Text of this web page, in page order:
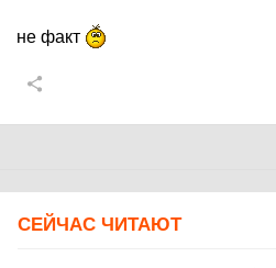
не факт
СЕЙЧАС ЧИТАЮТ